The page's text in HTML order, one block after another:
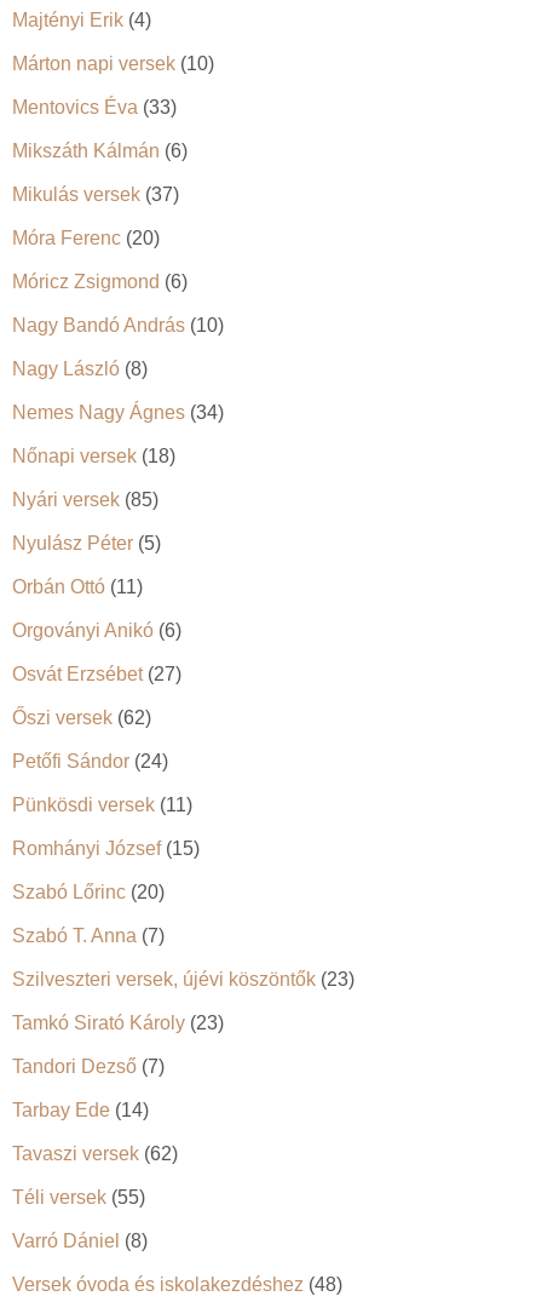
Majtényi Erik (4)
Márton napi versek (10)
Mentovics Éva (33)
Mikszáth Kálmán (6)
Mikulás versek (37)
Móra Ferenc (20)
Móricz Zsigmond (6)
Nagy Bandó András (10)
Nagy László (8)
Nemes Nagy Ágnes (34)
Nőnapi versek (18)
Nyári versek (85)
Nyulász Péter (5)
Orbán Ottó (11)
Orgoványi Anikó (6)
Osvát Erzsébet(27)
Őszi versek (62)
Petőfi Sándor (24)
Pünkösdi versek (11)
Romhányi József(15)
Szabó Lőrinc (20)
Szabó T. Anna (7)
Szilveszteri versek, újévi köszöntők (23)
Tamkó Sirató Károly (23)
Tandori Dezső (7)
Tarbay Ede (14)
Tavaszi versek (62)
Téli versek (55)
Varró Dániel (8)
Versek óvoda és iskolakezdéshez (48)